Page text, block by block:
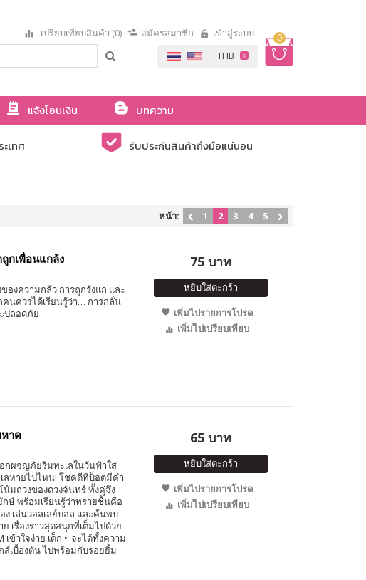
0
เปรียบเทียบสินค้า (0) สมัครสมาชิก เข้าสู่ระบบ
แจ้งโอนเงิน
บทความ
เทศ รับประกันสินค้าถึงมือแน่นอน
หน้า: 1 2 3 4 5
กเพื่อนแกล้ง
องความกลัว การถูกรังแก และ
นควรได้เรียนรู้ว่า… การกลั่น
ปลอดภัย
75 บาท
หยิบใส่ตะกร้า
เพิ่มไปรายการโปรด
เพิ่มไปเปรียบเทียบ
าด
ผจญภัยริมทะเลในวันฟ้าใส
ลหายไปไหน! โชคดีที่บ็อตมีคำ
มถ่วงของดวงจันทร์ ทั้งคู่จึง
กษ์ พร้อมเรียนรู้ว่าทรายชื้นคือ
เล่นวอลเลย์บอล และค้นพบ
เรื่องราวสุดสนุกที่เต็มไปด้วย
ข้าใจง่าย เด็ก ๆ จะได้ทั้งความ
เบื้องต้น ไปพร้อมกับรอยยิ้ม
65 บาท
หยิบใส่ตะกร้า
เพิ่มไปรายการโปรด
เพิ่มไปเปรียบเทียบ